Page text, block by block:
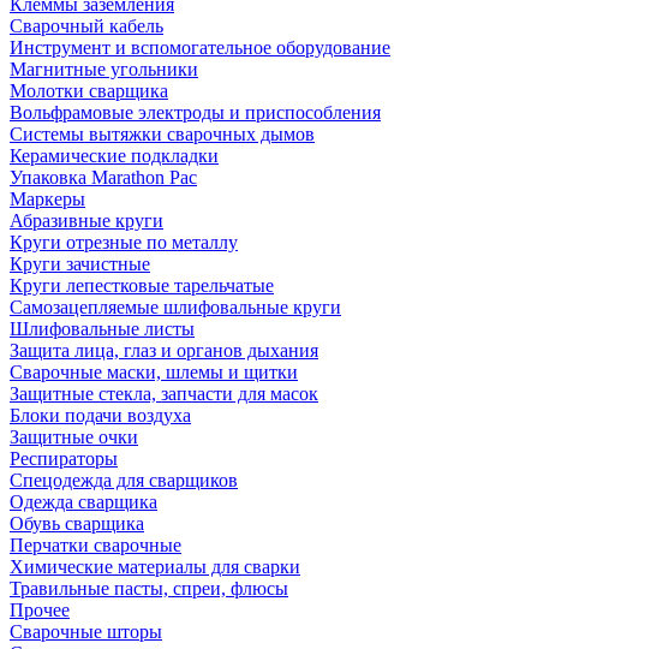
Клеммы заземления
Сварочный кабель
Инструмент и вспомогательное оборудование
Магнитные угольники
Молотки сварщика
Вольфрамовые электроды и приспособления
Системы вытяжки сварочных дымов
Керамические подкладки
Упаковка Marathon Pac
Маркеры
Абразивные круги
Круги отрезные по металлу
Круги зачистные
Круги лепестковые тарельчатые
Самозацепляемые шлифовальные круги
Шлифовальные листы
Защита лица, глаз и органов дыхания
Сварочные маски, шлемы и щитки
Защитные стекла, запчасти для масок
Блоки подачи воздуха
Защитные очки
Респираторы
Спецодежда для сварщиков
Одежда сварщика
Обувь сварщика
Перчатки сварочные
Химические материалы для сварки
Травильные пасты, спреи, флюсы
Прочее
Сварочные шторы